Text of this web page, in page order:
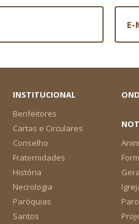
INSTITUCIONAL
Benfeitores
Cartas e Circulares
Conselho
Fraternidades
História
Necrologia
Paróquias
Santos